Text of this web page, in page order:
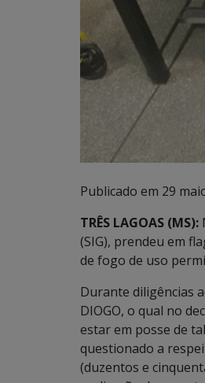
Publicado em 29
TRÊS LAGOAS (MS):
(SIG), prendeu em
de fogo de uso
Durante diligências
DIOGO, o qual no
estar em posse de
questionado a
(duzentos e